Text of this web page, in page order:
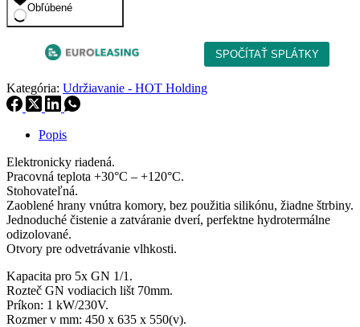
Obľúbené
Kategória: Udržiavanie - HOT Holding
Popis
Elektronicky riadená.
Pracovná teplota +30°C – +120°C.
Stohovateľná.
Zaoblené hrany vnútra komory, bez použitia silikónu, žiadne štrbiny.
Jednoduché čistenie a zatváranie dverí, perfektne hydrotermálne
odizolované.
Otvory pre odvetrávanie vlhkosti.
Kapacita pro 5x GN 1/1.
Rozteč GN vodiacich lišt 70mm.
Príkon: 1 kW/230V.
Rozmer v mm: 450 x 635 x 550(v).